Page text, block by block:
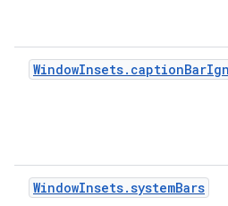
WindowInsets.systemBars